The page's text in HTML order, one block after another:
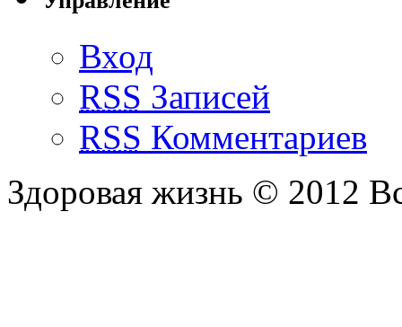
Вход
RSS Записей
RSS Комментариев
Здоровая жизнь © 2012